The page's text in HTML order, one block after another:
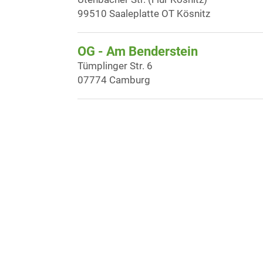
99510 Saaleplatte OT Kösnitz
OG - Am Benderstein
Tümplinger Str. 6
07774 Camburg